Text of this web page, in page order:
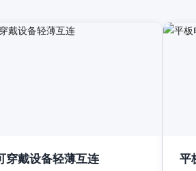
穿戴设备轻薄互连
平